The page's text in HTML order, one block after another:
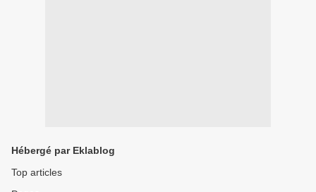
Hébergé par Eklablog
Top articles